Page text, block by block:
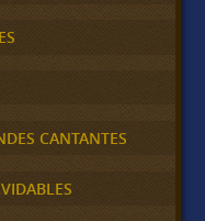
CANTANTES